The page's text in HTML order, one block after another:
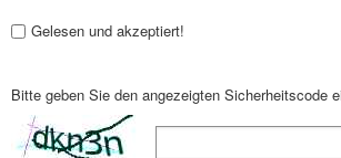
Gelesen und akzeptiert!
Bitte geben Sie den angezeigten Sicherheitscode